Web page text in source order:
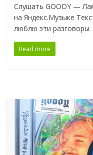
Слушать GOODY —
на Яндекс.Музыке
люблю эти разговоры
Read more